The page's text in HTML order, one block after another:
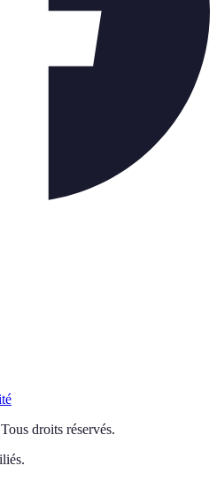
Tous droits réservés.